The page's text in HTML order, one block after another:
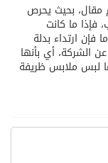
مقال، بحيث يحرص
فإذا ما كانت
فإن ارتداء بدلة
الشركة، أي بأنها
لبس ملابس ظريفة